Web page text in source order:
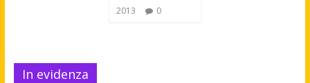
2013
0
In evidenza